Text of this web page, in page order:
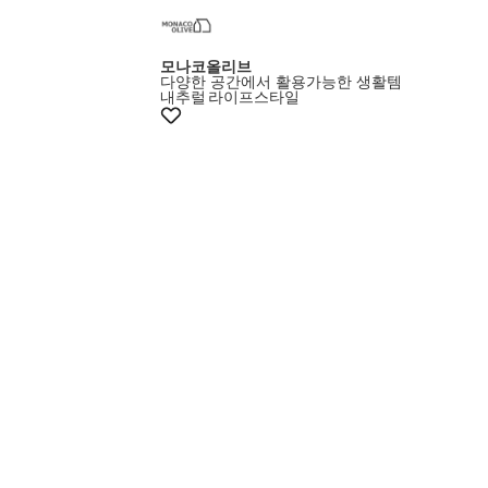
모나코올리브
다양한 공간에서 활용가능한 생활템
내추럴 라이프스타일